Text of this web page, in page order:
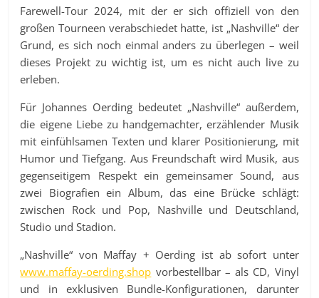
Farewell-Tour 2024, mit der er sich offiziell von den
großen Tourneen verabschiedet hatte, ist „Nashville“ der
Grund, es sich noch einmal anders zu überlegen – weil
dieses Projekt zu wichtig ist, um es nicht auch live zu
erleben.
Für Johannes Oerding bedeutet „Nashville“ außerdem,
die eigene Liebe zu handgemachter, erzählender Musik
mit einfühlsamen Texten und klarer Positionierung, mit
Humor und Tiefgang. Aus Freundschaft wird Musik, aus
gegenseitigem Respekt ein gemeinsamer Sound, aus
zwei Biografien ein Album, das eine Brücke schlägt:
zwischen Rock und Pop, Nashville und Deutschland,
Studio und Stadion.
„Nashville“ von Maffay + Oerding ist ab sofort unter
www.maffay-oerding.shop vorbestellbar – als CD, Vinyl
und in exklusiven Bundle-Konfigurationen, darunter